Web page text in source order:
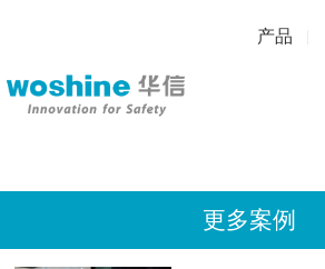
产品
更多案例